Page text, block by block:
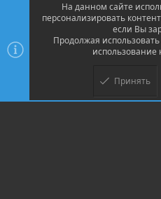
Community platform by XenForo ®
© Jason Axelrod of
На данном сайте
персонализировать
если Вы
Продолжая
Принять